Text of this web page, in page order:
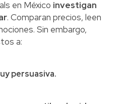
en México investigan
. Comparan precios, leen
Sin embargo,
a:
persuasiva.